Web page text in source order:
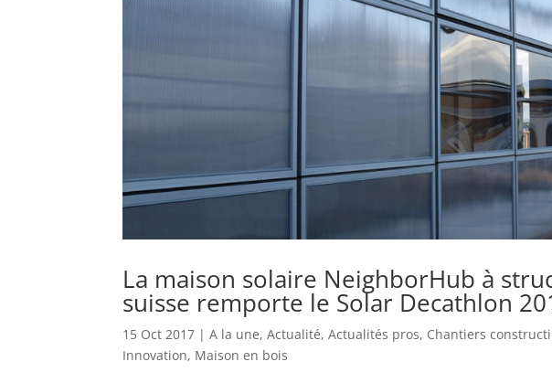
La maison solaire NeighborHub à
suisse remporte le Solar Decathlon
15 Oct 2017 |A la une,Actualité,Actualités pros, Chantiers
Innovation, Maison en bois